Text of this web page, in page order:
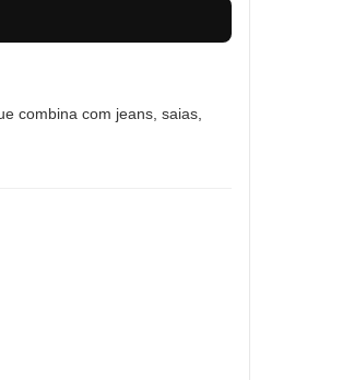
combina com jeans, saias,